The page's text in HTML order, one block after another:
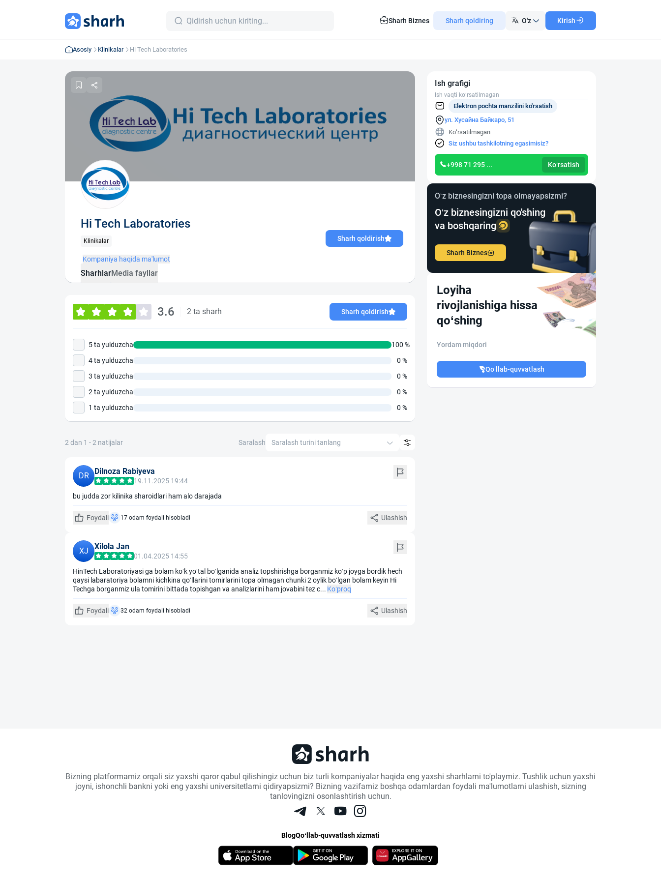
Sharh Biznes Sharh qoldiring O'z Kirish
Asosiy Klinikalar Hi Tech Laboratories
Hi Tech Laboratories
Klinikalar Sharh qoldirish
Kompaniya haqida ma'lumot
SharhlarMedia fayllar
3.6 2 ta sharh Sharh qoldirish
5 ta yulduzcha
100 %
4 ta yulduzcha
0 %
3 ta yulduzcha
0 %
2 ta yulduzcha
0 %
1 ta yulduzcha
0 %
2 dan 1 - 2 natijalar Saralash Saralash turini tanlang
DR Dilnoza Rabiyeva
19.11.2025 19:44
bu judda zor kilinika sharoidlari ham alo darajada
Foydali 17 odam foydali hisobladi Ulashish
XJ Xilola Jan
01.04.2025 14:55
HinTech Laboratoriyasi ga bolam koʻk yoʻtal boʻlganida analiz topshirishga borganmiz koʻp joyga bordik hech
qaysi labaratoriya bolamni kichkina qoʻllarini tomirlarini topa olmagan chunki 2 oylik boʻlgan bolam keyin Hi
Techga borganmiz ula tomirini bittada topishgan va analizlarini ham jovabini tez c... Ko‘proq
Foydali 32 odam foydali hisobladi Ulashish
Ish grafigi
Ish vaqti ko‘rsatilmagan
ул. Хусайна Байкаро, 51
Elektron pochta manzilini ko'rsatish
Ko‘rsatilmagan
Siz ushbu tashkilotning egasimisiz?
+998 71 295 ... Ko‘rsatish
O‘z biznesingizni topa olmayapsizmi?
O‘z biznesingizni qo'shing
va boshqaring
Sharh Biznes
Loyiha
rivojlanishiga hissa
qo‘shing
Yordam miqdori
Qo‘llab-quvvatlash
Bizning platformamiz orqali siz yaxshi qaror qabul qilishingiz uchun biz turli kompaniyalar haqida eng yaxshi sharhlarni to'playmiz. Tushlik uchun yaxshi
joyni, ishonchli bankni yoki eng yaxshi universitetlarni qidiryapsizmi? Bizning vazifamiz boshqa odamlardan foydali ma'lumotlarni ulashish, sizning
tanlovingizni osonlashtirish uchun.
BlogQo‘llab-quvvatlash xizmati